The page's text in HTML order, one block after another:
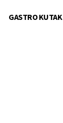
GASTRO KUTAK